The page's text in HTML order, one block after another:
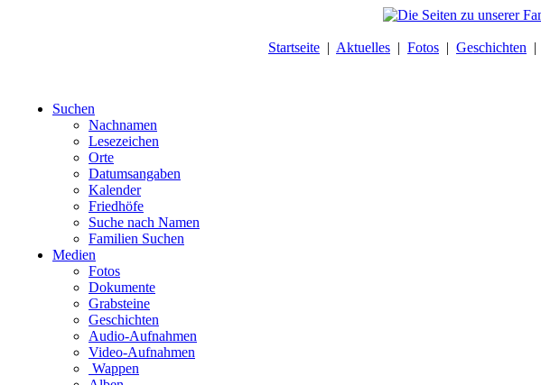
Startseite | Aktuelles | Fotos | Geschichten |
Suchen
Nachnamen
Lesezeichen
Orte
Datumsangaben
Kalender
Friedhöfe
Suche nach Namen
Familien Suchen
Medien
Fotos
Dokumente
Grabsteine
Geschichten
Audio-Aufnahmen
Video-Aufnahmen
Wappen